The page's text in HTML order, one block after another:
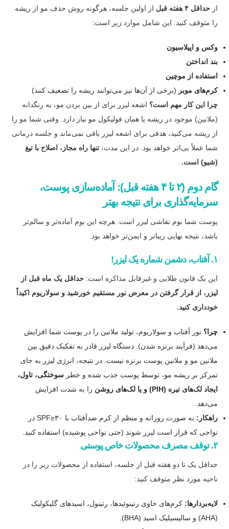
ازحداقل ۴ هفته قبل
از اولین جلسه، هرگونه روش حذف مو از ریشه
را متوقف کنید. این شامل موارد زیر است:
وکس و اپیلاسیون
بند انداختن
استفاده از موچین
کرم‌های موبر (برخی از آن‌ها نیز می‌توانند ریشه را تضعیف کنند)
چرا این کار مهم است؟ اشعه لیزر برای از بین بردن مو، به رنگدانه
(ملانین) موجود در ریشه یا همان فولیکول مو نیاز دارد. وقتی شما مو را
از ریشه می‌کنید، هدفی برای اشعه لیزر باقی نمی‌ماند و جلسه درمانی
شما عملاً بی‌اثر خواهد بود. در این مدت،تنها راه مجاز، اصلاح با تیغ
(شیو) است.
گام دوم (۲ تا ۴ هفته قبل): آماده‌سازی پوست،
سرمایه‌گذاری برای نتیجه بهتر
پوست شما بوم نقاشی لیزر است. هرچه این بوم آماده‌تر و سالم‌تر
باشد، نتیجه نهایی زیباتر و ایمن‌تر خواهد بود.
۱. آفتاب، دشمن شماره یک لیزر!
این یک قانون طلایی و غیرقابل مذاکره است:حداقل یک ماه قبل از
لیزر، از قرار گرفتن در معرض نور مستقیم خورشید و سولاریوم اکیداً
خودداری کنید.
چرا؟ نور آفتاب و سولاریوم، تولید ملانین را در پوست شما افزایش
می‌دهد (فرآیند برنزه شدن). دستگاه لیزر قادر به تفکیک دقیق بین
ملانین مو و ملانین پوست برنزه نیست. در نتیجه، انرژی لیزر به جای
تمرکز بر ریشه مو، توسط پوست جذب شده و خطرسوختگی، تاول،
ایجاد لک‌های تیره (PIH) و یا لک‌های روشن
را به شدت افزایش
می‌دهد.
راهکار: به صورت روزانه و منظم از کرم ضدآفتاب با SPF≥۳۰
در
نواحی که قرار است لیزر شوند (حتی نواحی پوشیده) استفاده کنید.
۲. توقف مصرف محصولات خاص پوستی
حداقل یک تا دو هفته قبل از جلسه، استفاده از محصولات زیر را در
ناحیه مورد نظر متوقف کنید:
لایه‌بردارها: کرم‌های حاوی رتینوئیدها، رتینول، اسیدهای گلیکولیک
(AHA) و سالیسیلیک اسید (BHA).